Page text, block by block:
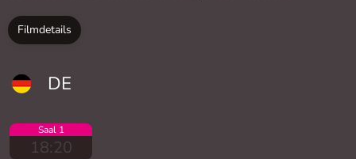
Filmdetails
DE
Saal 1
18:20